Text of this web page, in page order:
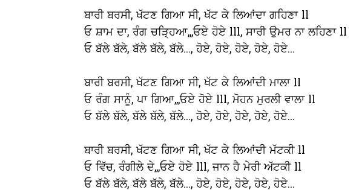
ਬਾਰੀ ਬਰਸੀ, ਖੱਟਣ ਗਿਆ ਸੀ, ਖੱਟ ਕੇ ਲਿਆਂਦਾ ਗਹਿਣਾ ll
ਓ ਸ਼ਾਮ ਦਾ, ਰੰਗ ਚੜ੍ਹਿਆ,,,ਓਏ ਹੋਏ lll, ਸਾਰੀ ਉਮਰ ਨਾ ਲਹਿਣਾ ll
ਓ ਬੱਲੇ ਬੱਲੇ, ਬੱਲੇ ਬੱਲੇ, ਬੱਲੇ..., ਹੋਏ, ਹੋਏ, ਹੋਏ, ਹੋਏ, ਹੋਏ...
ਬਾਰੀ ਬਰਸੀ, ਖੱਟਣ ਗਿਆ ਸੀ, ਖੱਟ ਕੇ ਲਿਆਂਦੀ ਮਾਲਾ ll
ਓ ਰੰਗ ਸਾਨੂੰ, ਪਾ ਗਿਆ,,,ਓਏ ਹੋਏ lll, ਮੋਹਨ ਮੁਰਲੀ ਵਾਲਾ ll
ਓ ਬੱਲੇ ਬੱਲੇ, ਬੱਲੇ ਬੱਲੇ, ਬੱਲੇ..., ਹੋਏ, ਹੋਏ, ਹੋਏ, ਹੋਏ, ਹੋਏ...
ਬਾਰੀ ਬਰਸੀ, ਖੱਟਣ ਗਿਆ ਸੀ, ਖੱਟ ਕੇ ਲਿਆਂਦੀ ਮੱਟਕੀ ll
ਓ ਵਿੱਚ, ਰੰਗੀਲੇ ਦੇ,,,ਓਏ ਹੋਏ lll, ਜਾਨ ਹੈ ਮੇਰੀ ਅੱਟਕੀ ll
ਓ ਬੱਲੇ ਬੱਲੇ, ਬੱਲੇ ਬੱਲੇ, ਬੱਲੇ..., ਹੋਏ, ਹੋਏ, ਹੋਏ, ਹੋਏ, ਹੋਏ...